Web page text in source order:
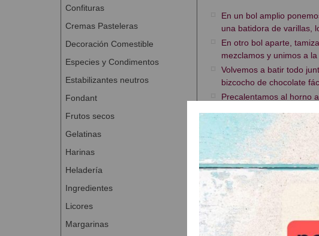
Confituras
Cremas Pasteleras
Decoración Comestible
Especies y Condimentos
Estabilizantes neutros
Fondant
Frutos secos
Gelatinas
Harinas
Heladería
Ingredientes
Licores
Margarinas
En un bol amplio
una batidora de varillas,
En otro bol aparte,
mezclamos y unimos a la
Volvemos a batir todo
bizcocho de chocolate
Precalentamos al horno
con un palillo y este
Desmoldamos y ponemos a
bizcocho de chocolate.
http://